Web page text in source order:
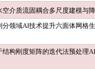
空介质流固耦合多尺度建模与
分领域AI技术提升六面体网格
结构刚度矩阵的迭代法预处理